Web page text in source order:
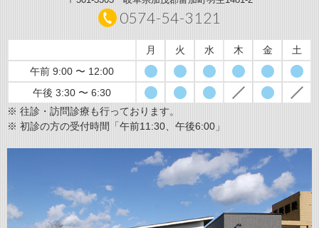
0574-54-3121
月 火 水 木 金
土
午前 9:00 〜 12:00
午後 3:30 〜 6:30
※ 往診・訪問診療も行っております。
※ 初診の方の受付時間「午前11:30、午後6:00」